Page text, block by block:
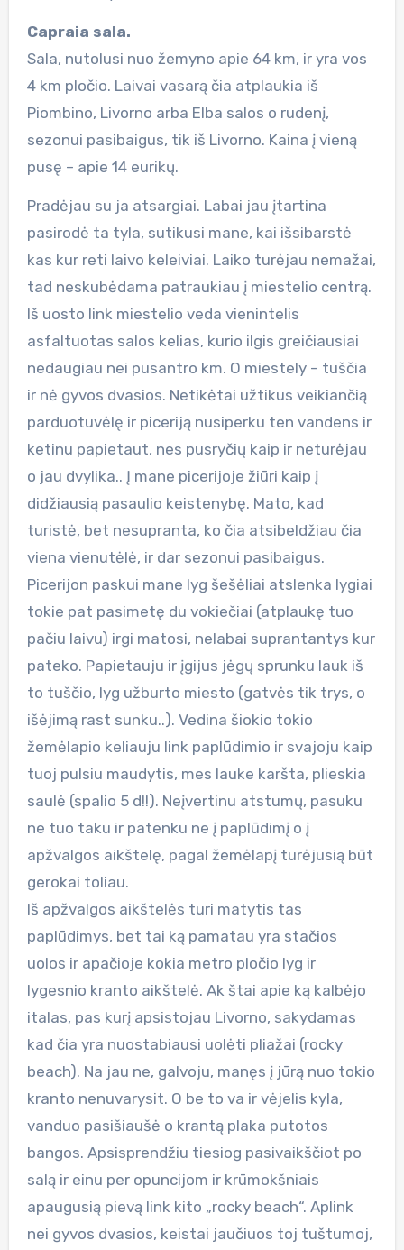
Capraia sala.
Sala, nutolusi nuo žemyno apie 64 km, ir yra vos
4 km pločio. Laivai vasarą čia atplaukia iš
Piombino, Livorno arba Elba salos o rudenį,
sezonui pasibaigus, tik iš Livorno. Kaina į vieną
pusę – apie 14 eurikų.
Pradėjau su ja atsargiai. Labai jau įtartina
pasirodė ta tyla, sutikusi mane, kai išsibarstė
kas kur reti laivo keleiviai. Laiko turėjau nemažai,
tad neskubėdama patraukiau į miestelio centrą.
Iš uosto link miestelio veda vienintelis
asfaltuotas salos kelias, kurio ilgis greičiausiai
nedaugiau nei pusantro km. O miestely – tuščia
ir nė gyvos dvasios. Netikėtai užtikus veikiančią
parduotuvėlę ir piceriją nusiperku ten vandens ir
ketinu papietaut, nes pusryčių kaip ir neturėjau
o jau dvylika.. Į mane picerijoje žiūri kaip į
didžiausią pasaulio keistenybę. Mato, kad
turistė, bet nesupranta, ko čia atsibeldžiau čia
viena vienutėlė, ir dar sezonui pasibaigus.
Picerijon paskui mane lyg šešėliai atslenka lygiai
tokie pat pasimetę du vokiečiai (atplaukę tuo
pačiu laivu) irgi matosi, nelabai suprantantys kur
pateko. Papietauju ir įgijus jėgų sprunku lauk iš
to tuščio, lyg užburto miesto (gatvės tik trys, o
išėjimą rast sunku..). Vedina šiokio tokio
žemėlapio keliauju link paplūdimio ir svajoju kaip
tuoj pulsiu maudytis, mes lauke karšta, plieskia
saulė (spalio 5 d!!). Neįvertinu atstumų, pasuku
ne tuo taku ir patenku ne į paplūdimį o į
apžvalgos aikštelę, pagal žemėlapį turėjusią būt
gerokai toliau.
Iš apžvalgos aikštelės turi matytis tas
paplūdimys, bet tai ką pamatau yra stačios
uolos ir apačioje kokia metro pločio lyg ir
lygesnio kranto aikštelė. Ak štai apie ką kalbėjo
italas, pas kurį apsistojau Livorno, sakydamas
kad čia yra nuostabiausi uolėti pliažai (rocky
beach). Na jau ne, galvoju, manęs į jūrą nuo tokio
kranto nenuvarysit. O be to va ir vėjelis kyla,
vanduo pasišiaušė o krantą plaka putotos
bangos. Apsisprendžiu tiesiog pasivaikščiot po
salą ir einu per opuncijom ir krūmokšniais
apaugusią pievą link kito „rocky beach“. Aplink
nei gyvos dvasios, keistai jaučiuos toj tuštumoj,